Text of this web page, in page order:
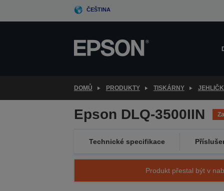
ČEŠTINA
DOMŮ PRODUKTY TISKÁRNY
Epson DLQ-3500IIN
Technické specifikace
Produkt přestal být v